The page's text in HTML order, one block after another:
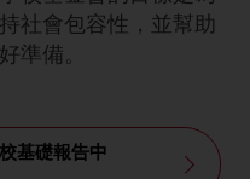
社會包容性，並幫助
準備。
基礎報告中